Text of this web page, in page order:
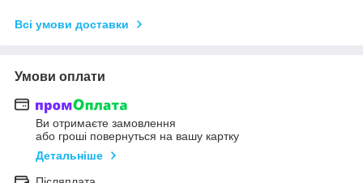
Всі умови доставки
Умови оплати
Ви отримаєте замовлення
або гроші повернуться на вашу картку
Детальніше